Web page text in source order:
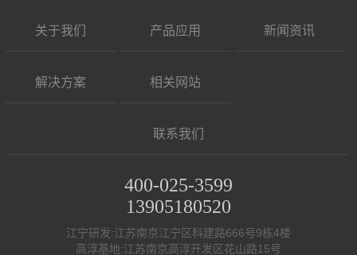
关于我们 产品应用 新闻资讯
解决方案 相关网站
联系我们
400-025-3599
13905180520
江宁研发:江苏南京江宁区科建路666号9栋4楼
高淳基地:江苏南京高淳开发区花山路15号